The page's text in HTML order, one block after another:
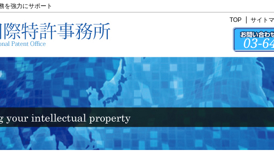
を強力にサポート
TOP
サイト